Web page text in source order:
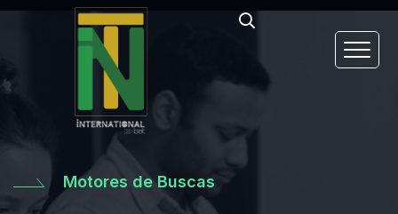
Motores de Buscas